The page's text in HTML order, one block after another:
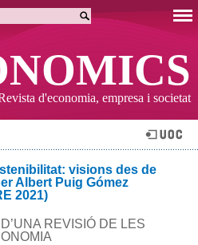
d'economia, empresa i societat
visions des de
Albert Puig Gómez
2021)
REVISIÓ DE LES